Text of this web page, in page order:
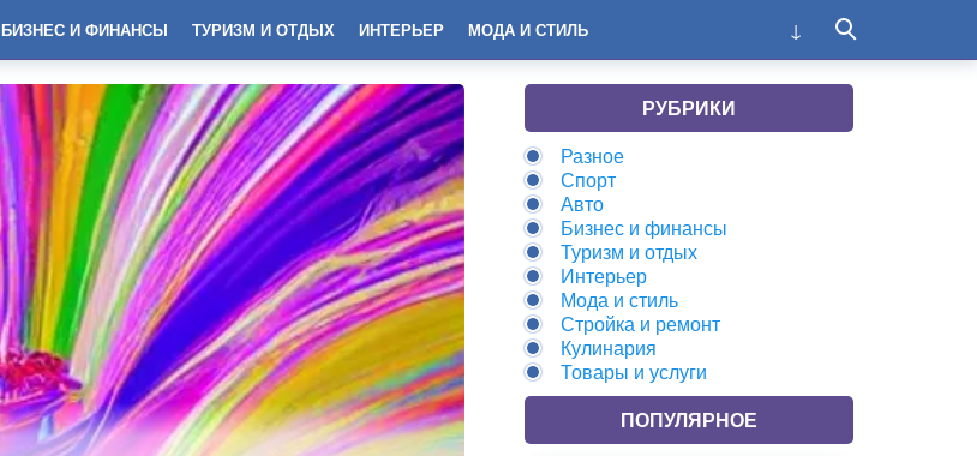
БИЗНЕС И ФИНАНСЫ ТУРИЗМ И ОТДЫХ ИНТЕРЬЕР МОДА И СТИЛЬ
РУБРИКИ
Разное
Спорт
Авто
Бизнес и финансы
Туризм и отдых
Интерьер
Мода и стиль
Стройка и ремонт
Кулинария
Товары и услуги
ПОПУЛЯРНОЕ